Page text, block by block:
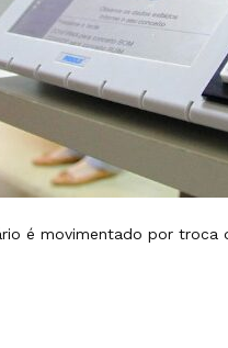
é movimentado por troca